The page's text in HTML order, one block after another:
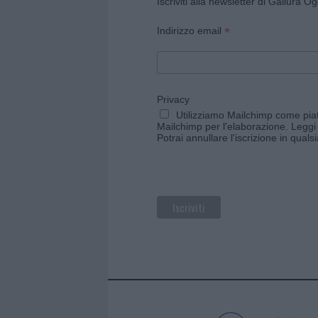
Indirizzo email *
Privacy
Utilizziamo Mailchimp come
Mailchimp per l'elaborazione.
Potrai annullare l'iscrizione in